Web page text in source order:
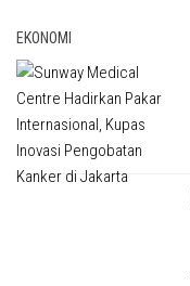
EKONOMI